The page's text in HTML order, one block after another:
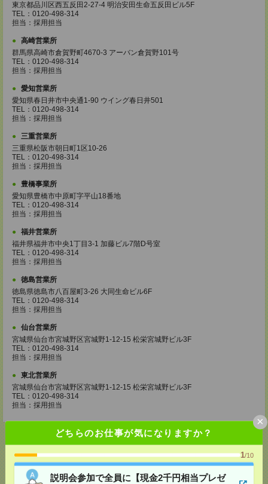
どちらのお仕事が気になりますか？
1/10
説明会参加で全員に【現金2千円相当プレゼ
×
東京都品川区西五反田2-27-4 明治安田生命五反田ビル5F
TEL：0120-498-314
担当：採用担当
高崎営業所
群馬県高崎市倉賀野町4670-3 アーバン倉賀野101号
TEL：0120-498-314
担当：採用担当
愛知営業所
愛知県春日井市中央通1-90 ウイング春日井501
TEL：0120-498-314
担当：採用担当
三重営業所
三重県松阪市朝日町1区10-26
TEL：0120-498-314
担当：採用担当
豊橋事業所
愛知県豊橋市中原町字平山18番地
TEL：0120-498-314
担当：採用担当
福井営業所
福井県福井市中央1丁目3-1 加藤ビル7階D号室
TEL：0120-498-314
担当：採用担当
徳島営業所
徳島県徳島市八百屋町3-26 大同生命ビル6F
TEL：0120-498-314
担当：採用担当
仙台営業所
宮城県仙台市宮城野区宮城野1-12-15 松栄宮城野ビル3F
TEL：0120-498-314
担当：採用担当
東北営業所
宮城県仙台市宮城野区宮城野1-12-15 松栄宮城野ビル3F
TEL：0120-498-314
担当：採用担当
応募ページへ